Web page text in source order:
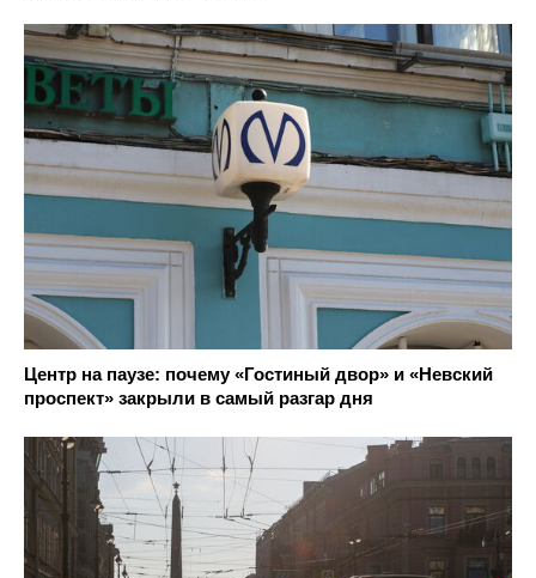
Центр на паузе: почему «Гостиный двор» и «Невский
проспект» закрыли в самый разгар дня